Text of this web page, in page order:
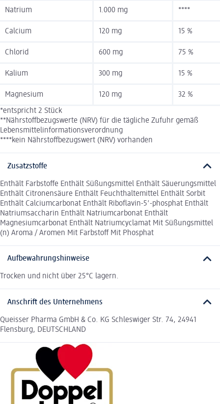
Natrium 1.000 mg ****
Calcium 120 mg 15 %
Chlorid 600 mg 75 %
Kalium 300 mg 15 %
Magnesium 120 mg 32 %
*entspricht 2 Stück
**Nährstoffbezugswerte (NRV) für die tägliche Zufuhr gemäß
Lebensmittelinformationsverordnung
****kein Nährstoffbezugswert (NRV) vorhanden
Zusatzstoffe
Enthält Farbstoffe Enthält Süßungsmittel Enthält Säuerungsmittel
Enthält Citronensäure Enthält Feuchthaltemittel Enthält Sorbit
Enthält Calciumcarbonat Enthält Riboflavin-5′-phosphat Enthält
Natriumsaccharin Enthält Natriumcarbonat Enthält
Magnesiumcarbonat Enthält Natriumcyclamat Mit Süßungsmittel
(n) Aroma / Aromen Mit Farbstoff Mit Phosphat
Aufbewahrungshinweise
Trocken und nicht über 25°C lagern.
Anschrift des Unternehmens
Queisser Pharma GmbH & Co. KG Schleswiger Str. 74, 24941
Flensburg, DEUTSCHLAND